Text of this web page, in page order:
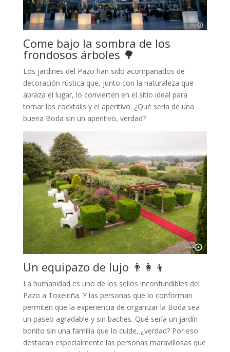
Come bajo la sombra de los
frondosos árboles 🌳
Los jardines del Pazo han sido acompañados de
decoración rústica que, junto con la naturaleza que
abraza el lugar, lo convierten en el sitio ideal para
tomar los cocktails y el aperitivo. ¿Qué sería de una
buena Boda sin un aperitivo, verdad?
Un equipazo de lujo 👨‍👩‍👦
La humanidad es uno de los sellos inconfundibles del
Pazo a Toxeiriña. Y las personas que lo conforman
permiten que la experiencia de organizar la Boda sea
un paseo agradable y sin baches. Qué sería un jardín
bonito sin una familia que lo cuide, ¿verdad? Por eso
destacan especialmente las personas maravillosas que